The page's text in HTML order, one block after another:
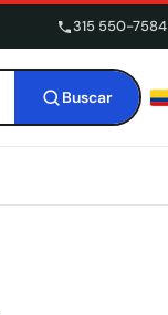
315 550-7584
Buscar